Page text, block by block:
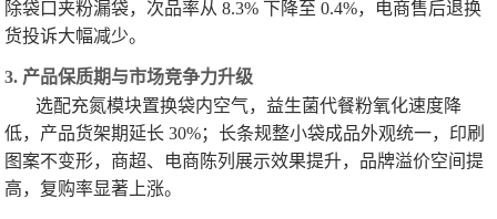
除袋口夹粉漏袋，次品率从 8.3% 下降至 0.4%，电商售后退换
货投诉大幅减少。
3. 产品保质期与市场竞争力升级
选配充氮模块置换袋内空气，益生菌代餐粉氧化速度降
低，产品货架期延长 30%；长条规整小袋成品外观统一，印刷
图案不变形，商超、电商陈列展示效果提升，品牌溢价空间提
高，复购率显著上涨。